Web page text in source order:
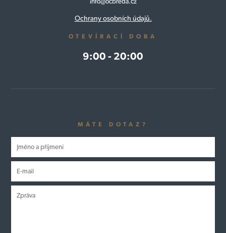
Ochrany osobních údajů.
OTEVÍRACÍ DOBA
9:00 - 20:00
MÁTE DOTAZ?